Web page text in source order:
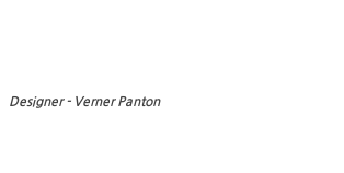
Designer - Verner Panton